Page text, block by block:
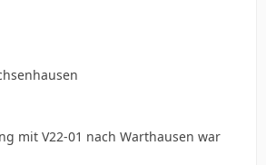
mit V22-01 nach Warthausen war